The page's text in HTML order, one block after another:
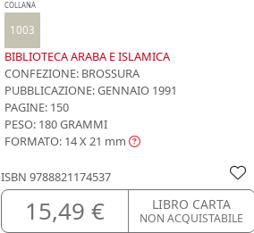
COLLANA
1003
BIBLIOTECA ARABA E ISLAMICA
CONFEZIONE: BROSSURA
PUBBLICAZIONE:GENNAIO 1991
PAGINE: 150
PESO: 180 GRAMMI
FORMATO: 14 X 21 mm
ISBN 9788821174537
15,49 € LIBRO CARTA
NON ACQUISTABILE